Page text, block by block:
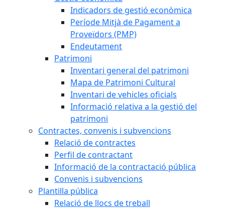
Indicadors de gestió econòmica
Període Mitjà de Pagament a
Proveïdors (PMP)
Endeutament
Patrimoni
Inventari general del patrimoni
Mapa de Patrimoni Cultural
Inventari de vehicles oficials
Informació relativa a la gestió del
patrimoni
Contractes, convenis i subvencions
Relació de contractes
Perfil de contractant
Informació de la contractació pública
Convenis i subvencions
Plantilla pública
Relació de llocs de treball